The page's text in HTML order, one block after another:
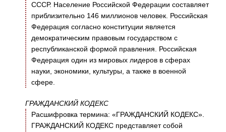
СССР. Население Российской Федерации составляет
приблизительно 146 миллионов человек. Российская
Федерация согласно конституции является
демократическим правовым государством с
республиканской формой правления. Российская
Федерация один из мировых лидеров в сферах
науки, экономики, культуры, а также в военной
сфере.
ГРАЖДАНСКИЙ КОДЕКС
Расшифровка термина: «ГРАЖДАНСКИЙ КОДЕКС».
ГРАЖДАНСКИЙ КОДЕКС представляет собой